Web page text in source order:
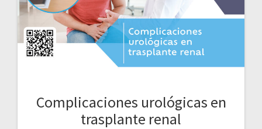
Complicaciones urológicas en
trasplante renal